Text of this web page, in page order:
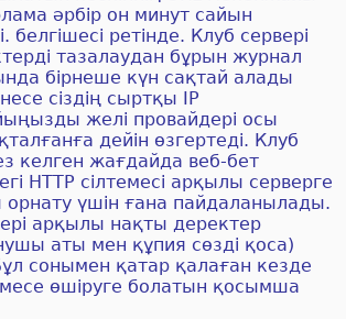
әрбір он минут сайын
белгішесі ретінде. Клуб сервері
тазалаудан бұрын журнал
бірнеше күн сақтай алады
сіздің сыртқы IP
желі провайдері осы
дейін өзгертеді. Клуб
келген жағдайда веб-бет
HTTP сілтемесі арқылы серверге
үшін ғана пайдаланылады.
арқылы нақты деректер
аты мен құпия сөзді қоса)
сонымен қатар қалаған кезде
өшіруге болатын қосымша